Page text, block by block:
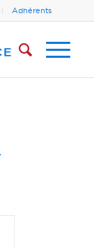
Adhérents